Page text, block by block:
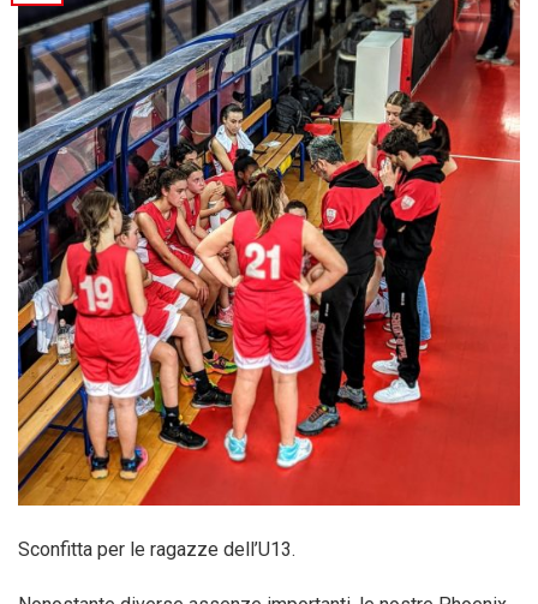
Sconfitta per le ragazze dell’U13.